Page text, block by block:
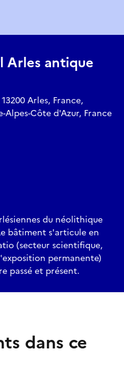
Arles antique
Arles, France,
Alpes-Côte d'Azur, France
du néolithique
bâtiment s'articule en
(secteur scientifique,
permanente)
passé et présent.
dans ce